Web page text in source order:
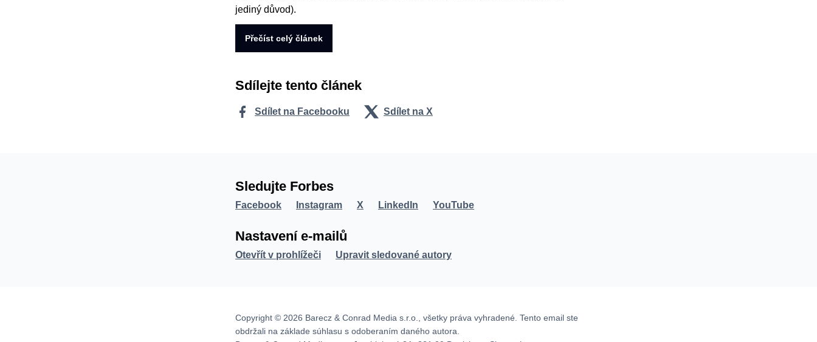
jediný důvod).
Přečíst celý článek
Sdílejte tento článek
Sdílet na Facebooku Sdílet na X
Sledujte Forbes
Facebook Instagram X LinkedIn YouTube
Nastavení e-mailů
Otevřít v prohlížeči Upravit sledované autory
Copyright © 2026 Barecz & Conrad Media s.r.o., všetky práva vyhradené. Tento email ste
obdržali na základe súhlasu s odoberaním daného autora.